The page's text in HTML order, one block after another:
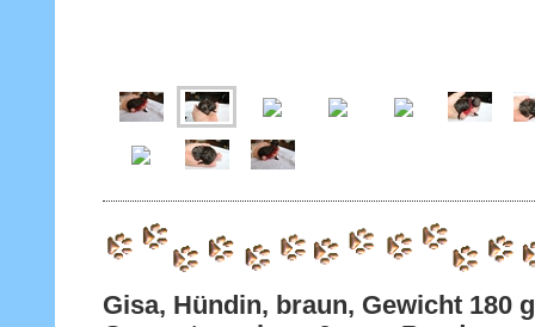
Gisa, Hündin, braun, Gewicht 180